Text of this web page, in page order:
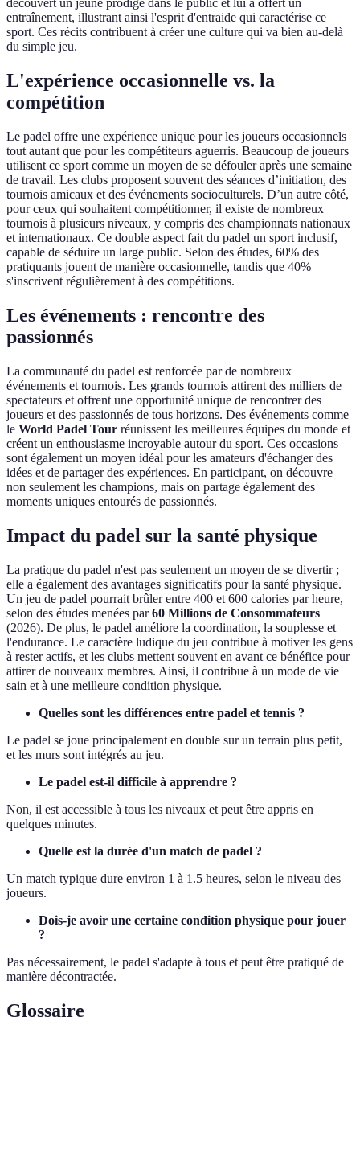
decouvert un jeune prodige dans le public et lui a offert un
entraînement, illustrant ainsi l'esprit d'entraide qui caractérise ce
sport. Ces récits contribuent à créer une culture qui va bien au-delà
du simple jeu.
L'expérience occasionnelle vs. la
compétition
Le padel offre une expérience unique pour les joueurs occasionnels
tout autant que pour les compétiteurs aguerris. Beaucoup de joueurs
utilisent ce sport comme un moyen de se défouler après une semaine
de travail. Les clubs proposent souvent des séances d’initiation, des
tournois amicaux et des événements socioculturels. D’un autre côté,
pour ceux qui souhaitent compétitionner, il existe de nombreux
tournois à plusieurs niveaux, y compris des championnats nationaux
et internationaux. Ce double aspect fait du padel un sport inclusif,
capable de séduire un large public. Selon des études, 60% des
pratiquants jouent de manière occasionnelle, tandis que 40%
s'inscrivent régulièrement à des compétitions.
Les événements : rencontre des
passionnés
La communauté du padel est renforcée par de nombreux
événements et tournois. Les grands tournois attirent des milliers de
spectateurs et offrent une opportunité unique de rencontrer des
joueurs et des passionnés de tous horizons. Des événements comme
le World Padel Tour réunissent les meilleures équipes du monde et
créent un enthousiasme incroyable autour du sport. Ces occasions
sont également un moyen idéal pour les amateurs d'échanger des
idées et de partager des expériences. En participant, on découvre
non seulement les champions, mais on partage également des
moments uniques entourés de passionnés.
Impact du padel sur la santé physique
La pratique du padel n'est pas seulement un moyen de se divertir ;
elle a également des avantages significatifs pour la santé physique.
Un jeu de padel pourrait brûler entre 400 et 600 calories par heure,
selon des études menées par60 Millions de Consommateurs
(2026). De plus, le padel améliore la coordination, la souplesse et
l'endurance. Le caractère ludique du jeu contribue à motiver les gens
à rester actifs, et les clubs mettent souvent en avant ce bénéfice pour
attirer de nouveaux membres. Ainsi, il contribue à un mode de vie
sain et à une meilleure condition physique.
Quelles sont les différences entre padel et tennis ?
Le padel se joue principalement en double sur un terrain plus petit,
et les murs sont intégrés au jeu.
Le padel est-il difficile à apprendre ?
Non, il est accessible à tous les niveaux et peut être appris en
quelques minutes.
Quelle est la durée d'un match de padel ?
Un match typique dure environ 1 à 1.5 heures, selon le niveau des
joueurs.
Dois-je avoir une certaine condition physique pour jouer
?
Pas nécessairement, le padel s'adapte à tous et peut être pratiqué de
manière décontractée.
Glossaire